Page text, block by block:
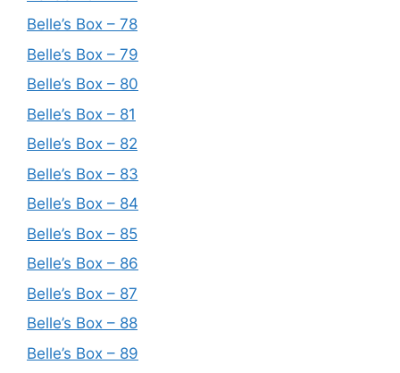
Belle’s Box – 78
Belle’s Box – 79
Belle’s Box – 80
Belle’s Box – 81
Belle’s Box – 82
Belle’s Box – 83
Belle’s Box – 84
Belle’s Box – 85
Belle’s Box – 86
Belle’s Box – 87
Belle’s Box – 88
Belle’s Box – 89